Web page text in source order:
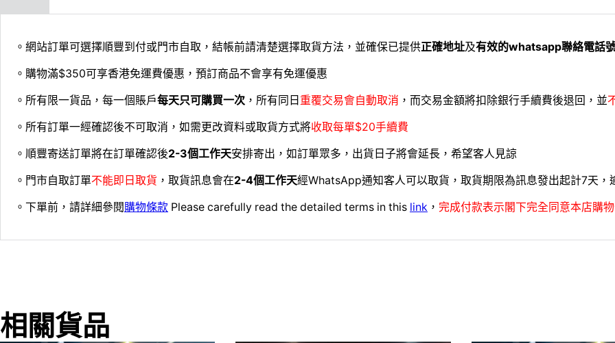
。網站訂單可選擇順豐到付或門市自取，結帳前請清楚選擇取貨方法，並確保已提供正確地址及有效的whatsapp聯絡電話
。購物滿$350可享香港免運費優惠，預訂商品不會享有免運優惠
。所有限一貨品，每一個賬戶每天只可購買一次 ，所有同日 重覆交易會自動取消 ，而交易金額將扣除銀行手續費後退回，並
。所有訂單一經確認後不可取消，如需更改資料或取貨方式將收取每單$20手續費
。順豐寄送訂單將在訂單確認後2-3個工作天安排寄出，如訂單眾多，出貨日子將會延長，希望客人見諒
。門市自取訂單不能即日取貨 ，取貨訊息會在2-4個工作天經WhatsApp通知客人可以取貨，取貨期限為訊息發出起計7天，
。下單前，請詳細參閱購物條款 Please carefully read the detailed terms in this link ， 完成付款表示閣下完全同意本店購
相關貨品